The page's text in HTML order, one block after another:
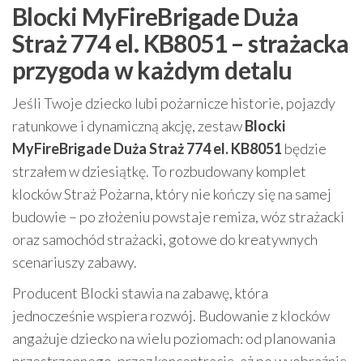
Blocki MyFireBrigade Duża
Straż 774 el. KB8051 – strażacka
przygoda w każdym detalu
Jeśli Twoje dziecko lubi pożarnicze historie, pojazdy
ratunkowe i dynamiczną akcję, zestawBlocki
MyFireBrigade Duża Straż 774 el. KB8051 będzie
strzałem w dziesiątkę. To rozbudowany komplet
klocków Straż Pożarna, który nie kończy się na samej
budowie – po złożeniu powstaje remiza, wóz strażacki
oraz samochód strażacki, gotowe do kreatywnych
scenariuszy zabawy.
Producent Blocki stawia na zabawę, która
jednocześnie wspiera rozwój. Budowanie z klocków
angażuje dziecko na wielu poziomach: od planowania